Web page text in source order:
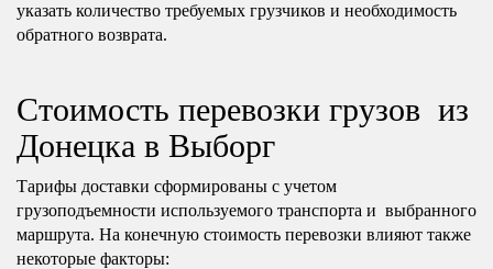
указать количество требуемых грузчиков и необходимость
обратного возврата.
Стоимость перевозки грузов из
Донецка в Выборг
Тарифы доставки сформированы с учетом
грузоподъемности используемого транспорта и выбранного
маршрута. На конечную стоимость перевозки влияют также
некоторые факторы: